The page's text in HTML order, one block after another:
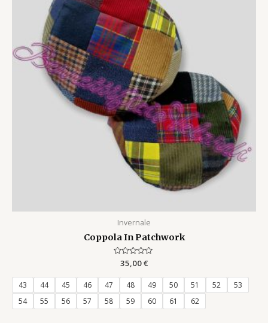
Invernale
Coppola In Patchwork
Rated
out
35,00€
43 44 45 46 47 48 49 50 51 52
53
54
55 56 57 58 59 60 61 62